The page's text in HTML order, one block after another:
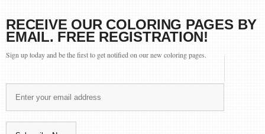
RECEIVE OUR COLORING PAGES BY
EMAIL. FREE REGISTRATION!
Sign up today and be the first to get notified on our new coloring pages.